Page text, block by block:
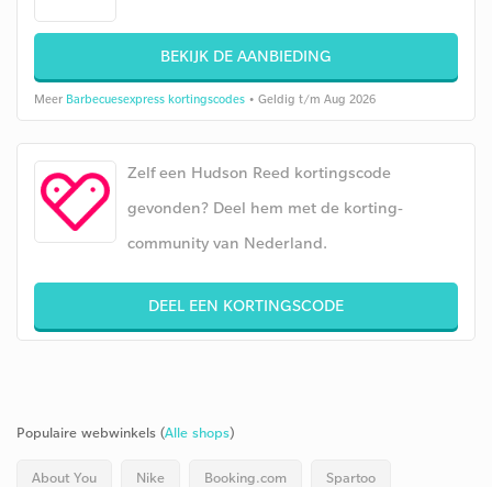
BEKIJK DE AANBIEDING
Meer Barbecuesexpress kortingscodes • Geldig t/m Aug 2026
Zelf een Hudson Reed kortingscode
gevonden? Deel hem met de korting-
community van Nederland.
DEEL EEN KORTINGSCODE
Populaire webwinkels (Alle shops)
About You Nike Booking.com Spartoo